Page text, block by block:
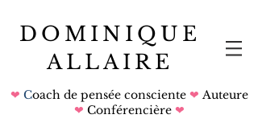
DOMINIQUE
ALLAIRE
❤ Coach de pensée consciente ❤ Auteure
❤ Conférencière ❤